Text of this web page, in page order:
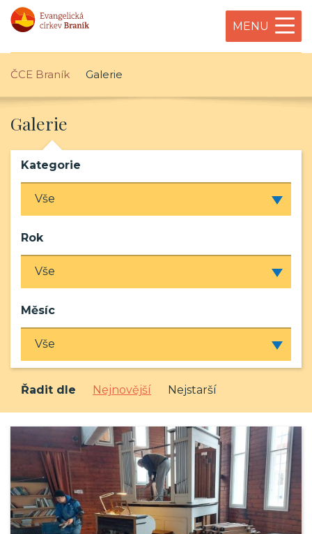
MENU
ČCE Braník Galerie
Galerie
Kategorie
Rok
Měsíc
Řadit dle Nejnovější Nejstarší